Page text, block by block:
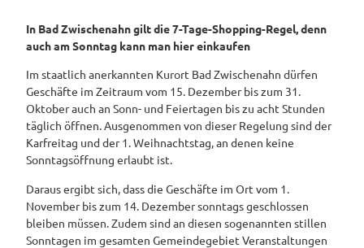
Pauschalangebote
In Bad Zwischenahn gilt die 7-Tage-Shopping-Regel, denn
auch am Sonntag kann man hier einkaufen
Im staatlich anerkannten Kurort Bad Zwischenahn dürfen
Geschäfte im Zeitraum vom 15. Dezember bis zum 31.
Oktober auch an Sonn- und Feiertagen bis zu acht Stunden
täglich öffnen. Ausgenommen von dieser Regelung sind der
Karfreitag und der 1. Weihnachtstag, an denen keine
Sonntagsöffnung erlaubt ist.
Daraus ergibt sich, dass die Geschäfte im Ort vom 1.
November bis zum 14. Dezember sonntags geschlossen
bleiben müssen. Zudem sind an diesen sogenannten stillen
Sonntagen im gesamten Gemeindegebiet Veranstaltungen